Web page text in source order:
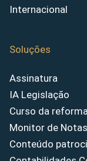
Internacional
Soluções
Assinatura
IA Legislação
Curso da
Monitor de
Conteúdo